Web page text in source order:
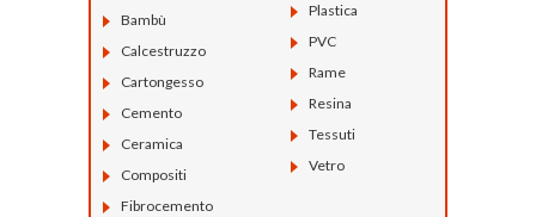
Bambù
Calcestruzzo
Cartongesso
Cemento
Ceramica
Compositi
Fibrocemento
Plastica
PVC
Rame
Resina
Tessuti
Vetro